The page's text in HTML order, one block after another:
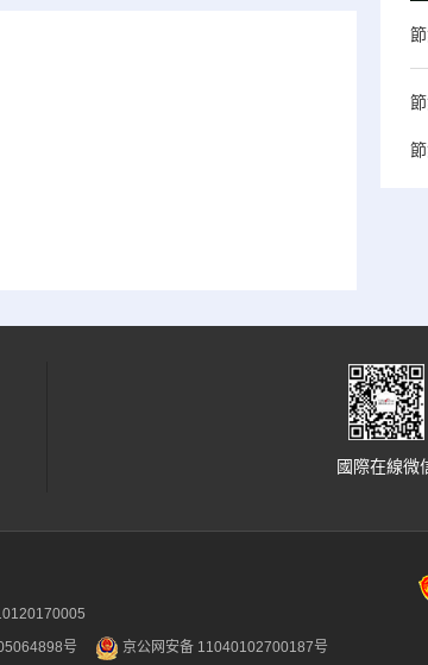
國際在線微
号 京公网安备 11040102700187号